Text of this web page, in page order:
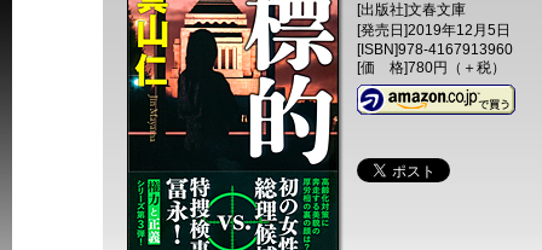
[出版社]文春文庫
[発売日]2019年12月5日
[ISBN]978-4167913960
[価 格]780円（＋税）